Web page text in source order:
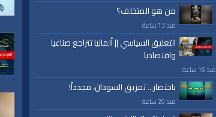
index.php/c/waqprograms-ourculture-94/
قناة الواقية: انحياز إلى مبدأ الأمة
@قناة الواقية
#قناة_الواقية
من هو المتخلف؟
منذ 13 ساعة
التعليق السياسي || ألمانيا تتراجع صناعيا
واقتصاديا
منذ 16 ساعة
باختصار... تمزيق السودان، مجدداً!
منذ 20 ساعة